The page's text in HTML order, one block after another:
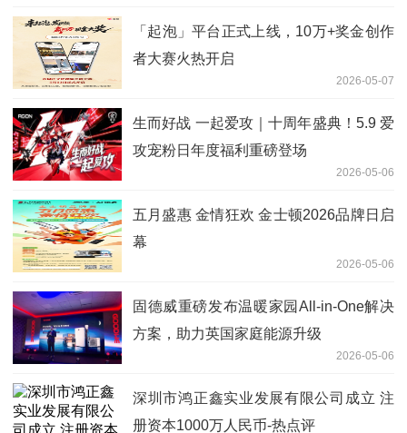
「起泡」平台正式上线，10万+奖金创作
者大赛火热开启
2026-05-07
生而好战 一起爱攻｜十周年盛典！5.9 爱
攻宠粉日年度福利重磅登场
2026-05-06
五月盛惠 金情狂欢 金士顿2026品牌日启
幕
2026-05-06
固德威重磅发布温暖家园All-in-One解决
方案，助力英国家庭能源升级
2026-05-06
深圳市鸿正鑫实业发展有限公司成立 注
册资本1000万人民币-热点评